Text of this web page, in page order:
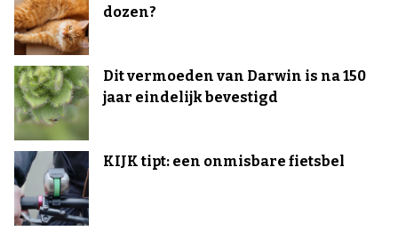
dozen?
Dit vermoeden van Darwin is na 150
jaar eindelijk bevestigd
KIJK tipt: een onmisbare fietsbel